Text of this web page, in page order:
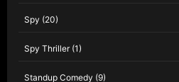
Spy (20)
Spy Thriller(1)
Standup Comedy (9)